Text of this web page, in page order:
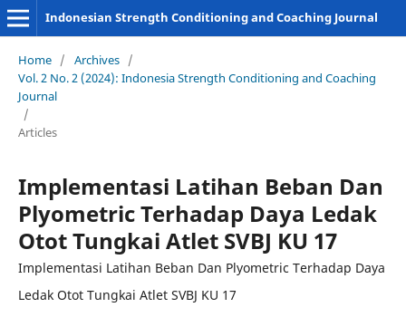
Indonesian Strength Conditioning and Coaching Journal
Home / Archives /
Vol. 2 No. 2 (2024): Indonesia Strength Conditioning and Coaching
Journal
/
Articles
Implementasi Latihan Beban Dan
Plyometric Terhadap Daya Ledak
Otot Tungkai Atlet SVBJ KU 17
Implementasi Latihan Beban Dan Plyometric Terhadap Daya
Ledak Otot Tungkai Atlet SVBJ KU 17